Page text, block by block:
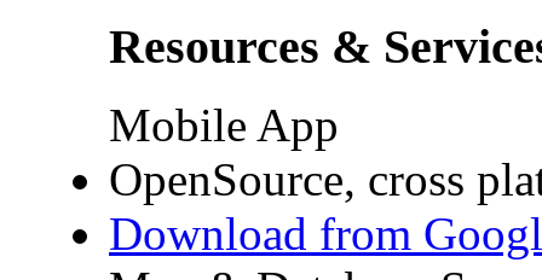
Resources &
Mobile App
OpenSource, cross
Download from